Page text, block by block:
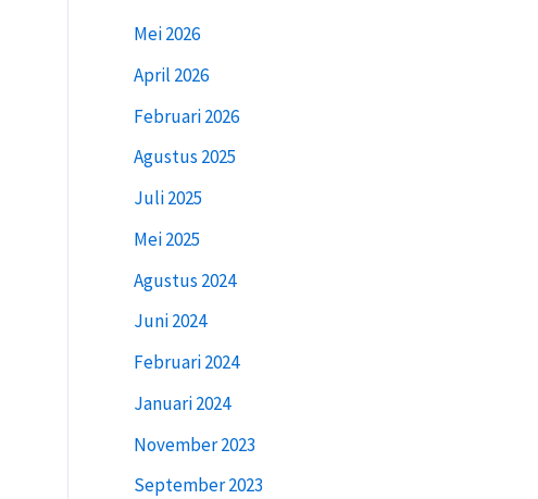
Mei 2026
April 2026
Februari 2026
Agustus 2025
Juli 2025
Mei 2025
Agustus 2024
Juni 2024
Februari 2024
Januari 2024
November 2023
September 2023